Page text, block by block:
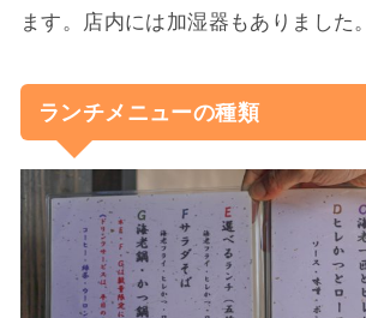
ます。店内には加湿器もありました。
ランチメニューの種類